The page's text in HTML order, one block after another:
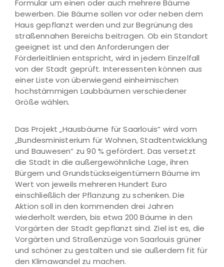
Formular um einen oder auch mehrere Bäume
bewerben. Die Bäume sollen vor oder neben dem
Haus gepflanzt werden und zur Begrünung des
straßennahen Bereichs beitragen. Ob ein Standort
geeignet ist und den Anforderungen der
Förderleitlinien entspricht, wird in jedem Einzelfall
von der Stadt geprüft. Interessenten können aus
einer Liste von überwiegend einheimischen
hochstämmigen Laubbäumen verschiedener
Größe wählen.
Das Projekt „Hausbäume für Saarlouis“ wird vom
„Bundesministerium für Wohnen, Stadtentwicklung
und Bauwesen“ zu 90 % gefördert. Das versetzt
die Stadt in die außergewöhnliche Lage, ihren
Bürgern und Grundstückseigentümern Bäume im
Wert von jeweils mehreren Hundert Euro
einschließlich der Pflanzung zu schenken. Die
Aktion soll in den kommenden drei Jahren
wiederholt werden, bis etwa 200 Bäume in den
Vorgärten der Stadt gepflanzt sind. Ziel ist es, die
Vorgärten und Straßenzüge von Saarlouis grüner
und schöner zu gestalten und sie außerdem fit für
den Klimawandel zu machen.